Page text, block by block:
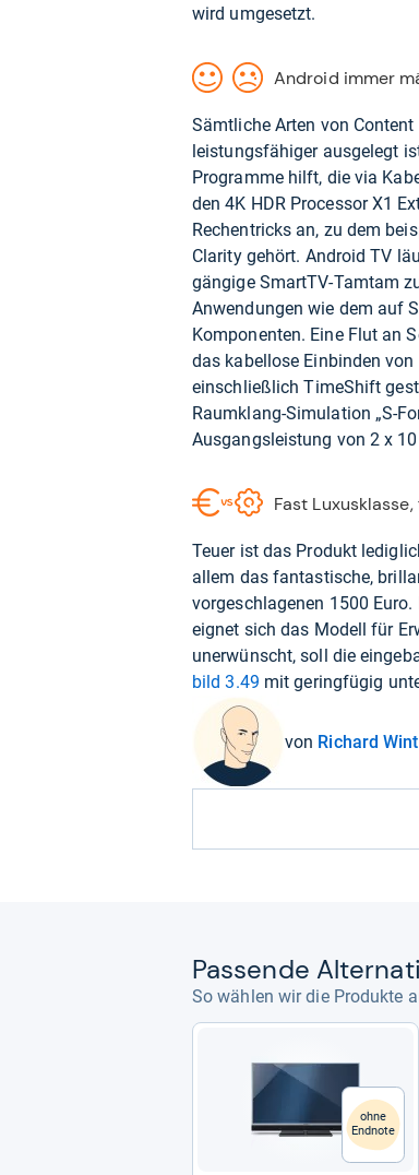
wird umgesetzt.
Android immer
Sämtliche Arten von
leistungsfähiger ausgelegt
Programme hilft, die via
den 4K HDR Processor X1
Rechentricks an, zu dem
Clarity gehört. Android TV
gängige SmartTV-Tamtam
Anwendungen wie dem auf
Komponenten. Eine Flut an
das kabellose Einbinden
einschließlich TimeShift
Raumklang-Simulation „S-
Ausgangsleistung von 2 x
Fast
Teuer ist das Produkt
allem das fantastische,
vorgeschlagenen 1500
eignet sich das Modell für
unerwünscht, soll die
bild 3.49 mit geringfügig
von Richard
Pas­sende
So wählen wir die Produkte
ohne
Endnote